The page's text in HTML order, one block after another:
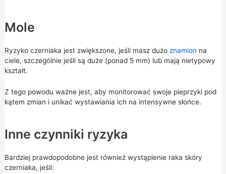
Mole
Ryzyko czerniaka jest zwiększone, jeśli masz dużo znamion na
ciele, szczególnie jeśli są duże (ponad 5 mm) lub mają nietypowy
kształt.
Z tego powodu ważne jest, aby monitorować swoje pieprzyki pod
kątem zmian i unikać wystawiania ich na intensywne słońce.
Inne czynniki ryzyka
Bardziej prawdopodobne jest również wystąpienie raka skóry
czerniaka, jeśli: